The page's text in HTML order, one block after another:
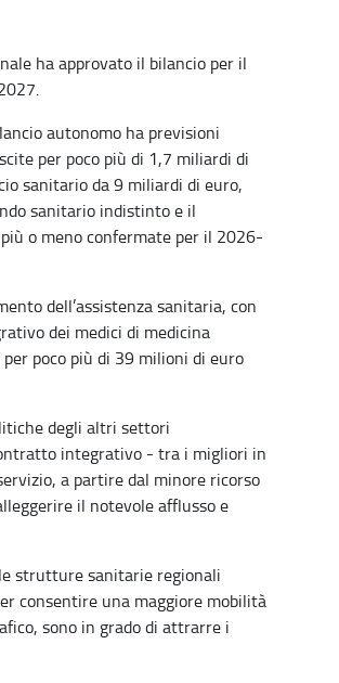
ha approvato il bilancio per il
autonomo ha previsioni
per poco più di 1,7 miliardi di
sanitario da 9 miliardi di euro,
sanitario indistinto e il
o meno confermate per il 2026-
dell’assistenza sanitaria, con
dei medici di medicina
poco più di 39 milioni di euro
degli altri settori
integrativo - tra i migliori in
a partire dal minore ricorso
il notevole afflusso e
strutture sanitarie regionali
consentire una maggiore mobilità
sono in grado di attrarre i